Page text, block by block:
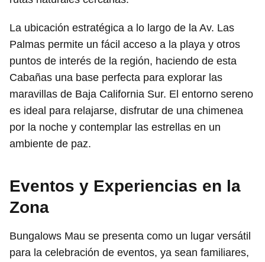
La ubicación estratégica a lo largo de la Av. Las
Palmas permite un fácil acceso a la playa y otros
puntos de interés de la región, haciendo de esta
Cabañas una base perfecta para explorar las
maravillas de Baja California Sur. El entorno sereno
es ideal para relajarse, disfrutar de una chimenea
por la noche y contemplar las estrellas en un
ambiente de paz.
Eventos y Experiencias en la
Zona
Bungalows Mau se presenta como un lugar versátil
para la celebración de eventos, ya sean familiares,